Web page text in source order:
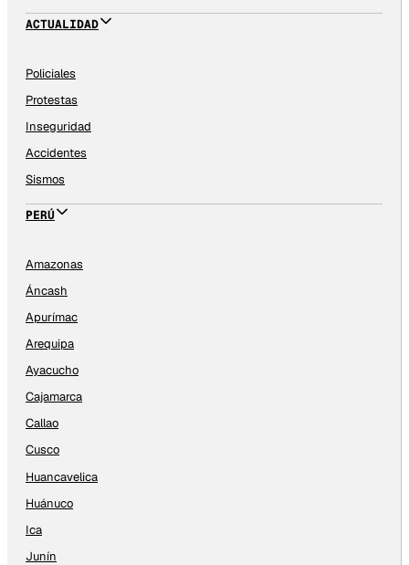
ACTUALIDAD
Policiales
Protestas
Inseguridad
Accidentes
Sismos
PERÚ
Amazonas
Áncash
Apurímac
Arequipa
Ayacucho
Cajamarca
Callao
Cusco
Huancavelica
Huánuco
Ica
Junín